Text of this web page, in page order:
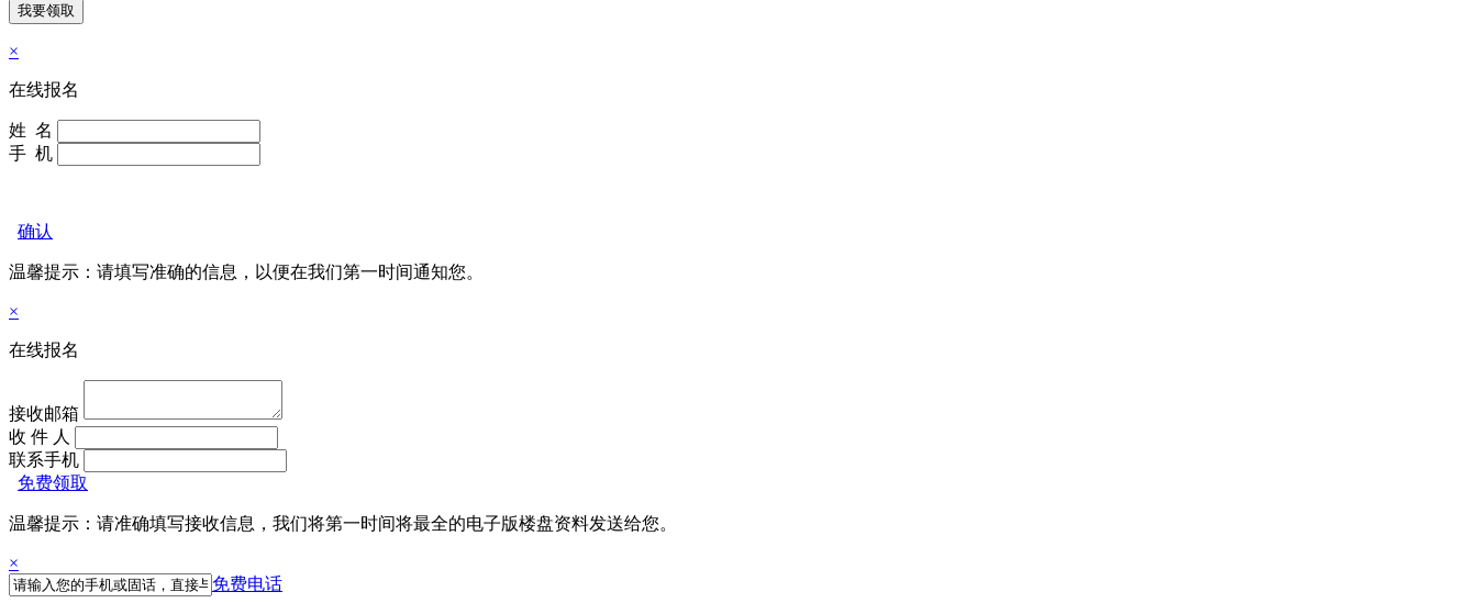
×
在线报名
姓 名
手 机
确认
温馨提示：请填写准确的信息，以便在我们第一时间通知您。
×
在线报名
接收邮箱
收 件 人
联系手机
免费领取
温馨提示：请准确填写接收信息，我们将第一时间将最全的电子版楼盘资料发送给您。
×
免费电话